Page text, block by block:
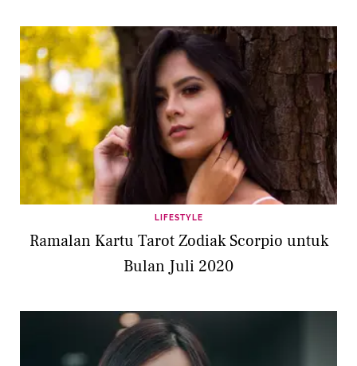
LIFESTYLE
Ramalan Kartu Tarot Zodiak Scorpio untuk
Bulan Juli 2020